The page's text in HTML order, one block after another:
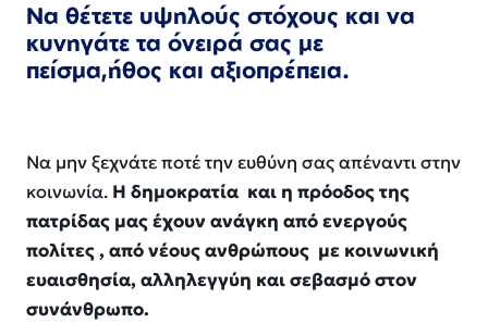
Να θέτετε υψηλούς στόχους και να
κυνηγάτε τα όνειρά σας με
πείσμα,ήθος και αξιοπρέπεια.
Να μην ξεχνάτε ποτέ την ευθύνη σας απέναντι στην
κοινωνία. Η δημοκρατία και η πρόοδος της
πατρίδας μας έχουν ανάγκη από ενεργούς
πολίτες , από νέους ανθρώπους με κοινωνική
ευαισθησία, αλληλεγγύη και σεβασμό στον
συνάνθρωπο.